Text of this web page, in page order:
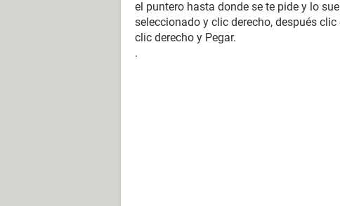
el puntero hasta donde se te pide y lo
seleccionado y clic derecho, después
clic derecho y Pegar.
.